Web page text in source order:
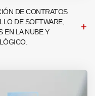
DE CONTRATOS
DE SOFTWARE,
EN LA NUBE Y